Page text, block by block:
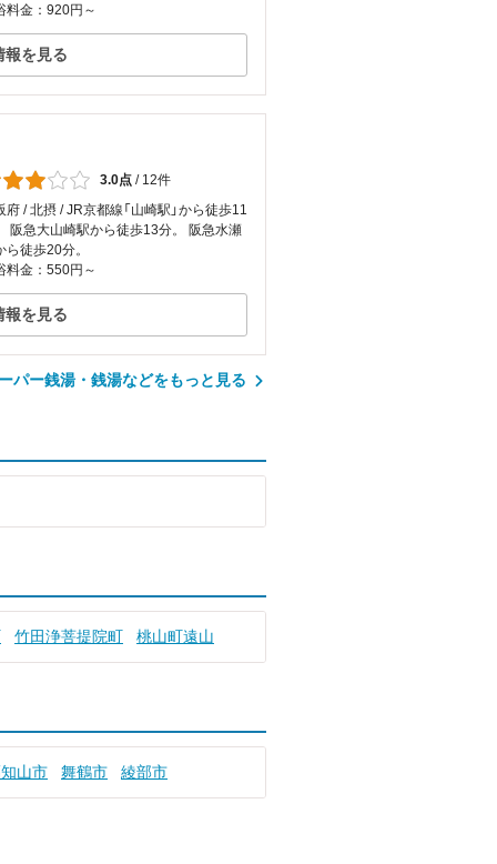
料金：920円～
報を見る
3.0点 / 12件
府 / 北摂 / JR京都線「山崎駅」から徒歩11
阪急大山崎駅から徒歩13分。 阪急水瀬
ら徒歩20分。
料金：550円～
報を見る
パー銭湯・銭湯などをもっと見る
竹田浄菩提院町 桃山町遠山
山市 舞鶴市 綾部市